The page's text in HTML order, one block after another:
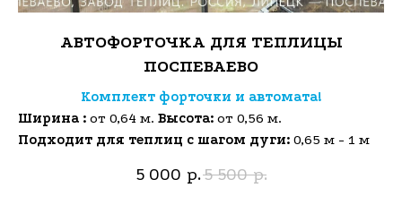
АВТОФОРТОЧКА ДЛЯ ТЕПЛИЦЫ
ПОСПЕВАЕВО
Комплект форточки и автомата!
Ширина : от 0,64 м. Высота: от 0,56 м.
Подходит для теплиц с шагом дуги: 0,65 м - 1 м
5 000 р.5 500 р.